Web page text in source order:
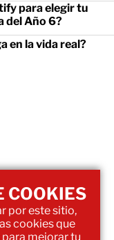
para elegir tu
del Año 6?
en la vida real?
COOKIES
por este sitio,
cookies que
mejorar tu